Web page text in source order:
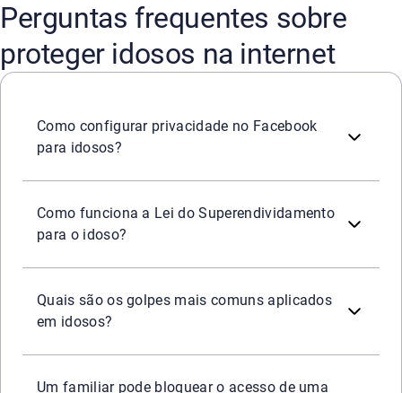
Perguntas frequentes sobre
proteger idosos na internet
Como configurar privacidade no Facebook
para idosos?
Como funciona a Lei do Superendividamento
para o idoso?
Quais são os golpes mais comuns aplicados
em idosos?
Um familiar pode bloquear o acesso de uma